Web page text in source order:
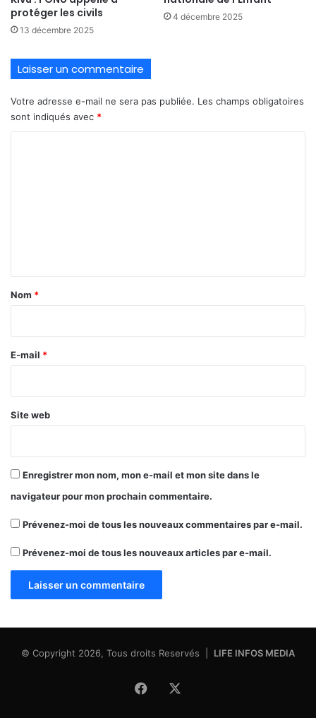
protéger les civils
13 décembre 2025
4 décembre 2025
Laisser un commentaire
Votre adresse e-mail ne sera pas publiée. Les champs obligatoires
sont indiqués avec *
a
e
Nom *
E-mail *
Site web
Enregistrer mon nom, mon e-mail et mon site dans le
navigateur pour mon prochain commentaire.
Prévenez-moi de tous les nouveaux commentaires par e-mail.
Prévenez-moi de tous les nouveaux articles par e-mail.
© Copyright 2026, Tous droits Reservés | LIFE INFOS MEDIA
Facebook